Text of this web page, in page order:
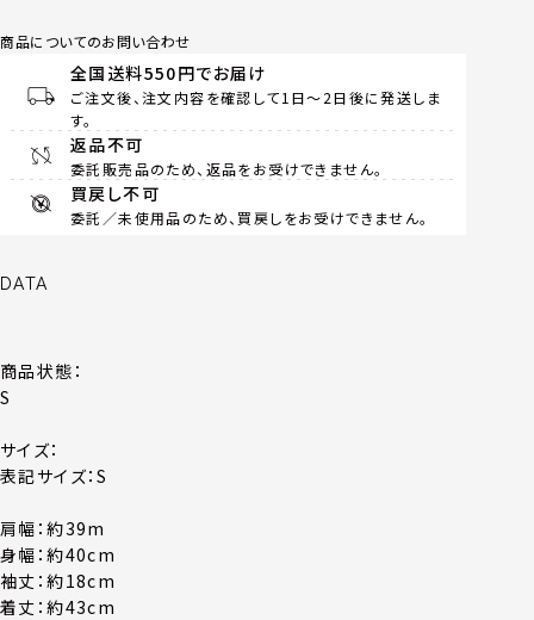
商品についてのお問い合わせ
全国送料550円でお届け
ご注文後、注文内容を確認して1日～2日後に発送しま
す。
返品不可
委託販売品のため、返品をお受けできません。
買戻し不可
委託／未使用品のため、買戻しをお受けできません。
DATA
商品状態：
S
サイズ：
表記サイズ：S
肩幅：約39m
身幅：約40cm
袖丈：約18cm
着丈：約43cm